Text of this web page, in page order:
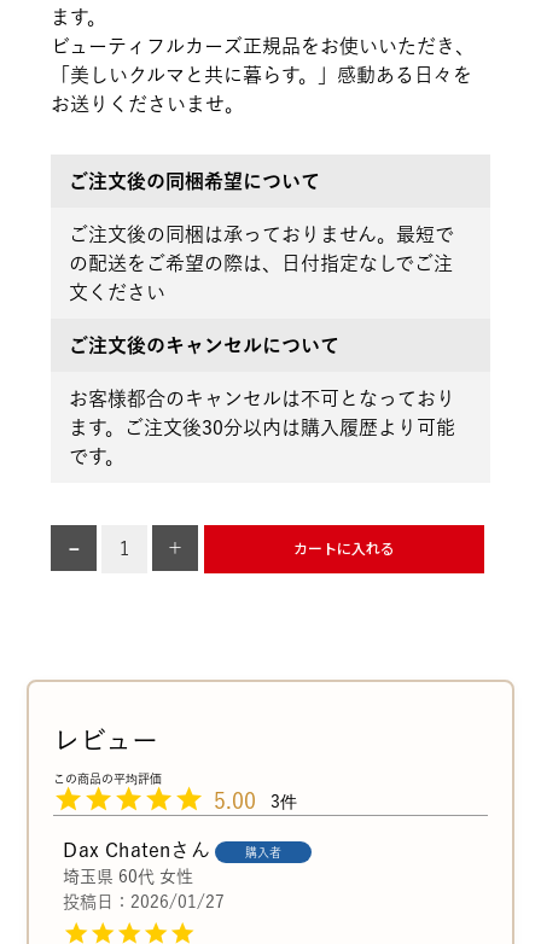
ます。
ビューティフルカーズ正規品をお使いいただき、
「美しいクルマと共に暮らす。」感動ある日々を
お送りくださいませ。
ご注文後の同梱希望について
ご注文後の同梱は承っておりません。最短で
の配送をご希望の際は、日付指定なしでご注
文ください
ご注文後のキャンセルについて
お客様都合のキャンセルは不可となっており
ます。ご注文後30分以内は購入履歴より可能
です。
カートに入れる
5.00 3
Dax Chaten 購入者
埼玉県 60代 女性
投稿日
2026/01/27